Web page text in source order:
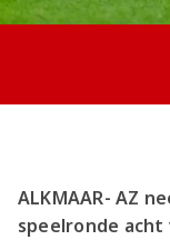
ALKMAAR- AZ
speelronde acht